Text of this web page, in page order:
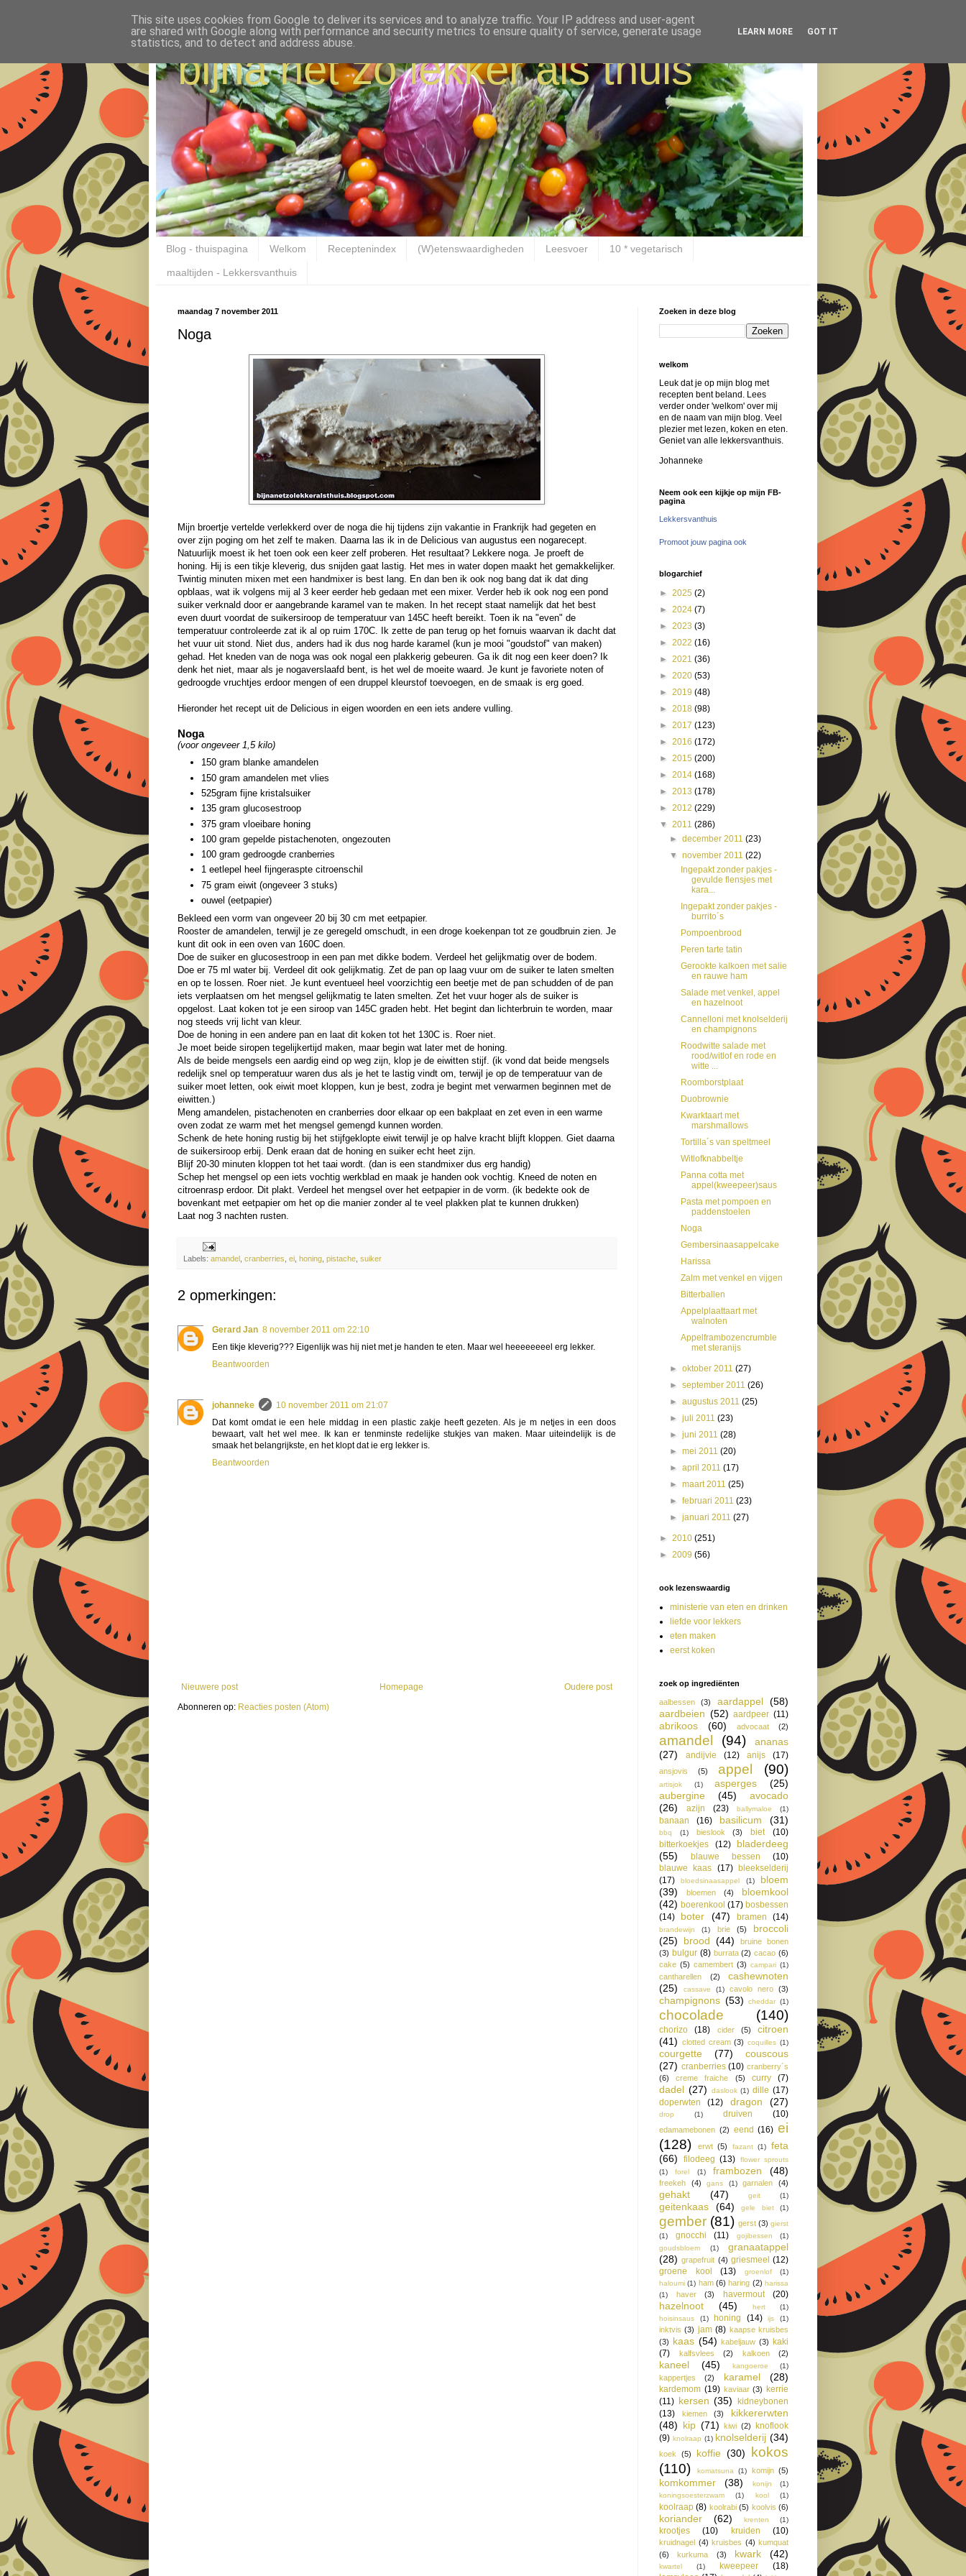
bijna net zo lekker als thuis
Blog - thuispagina Welkom Receptenindex (W)etenswaardigheden Leesvoer 10 * vegetarisch
maaltijden - Lekkersvanthuis
maandag 7 november 2011
Noga
Mijn broertje vertelde verlekkerd over de noga die hij tijdens zijn vakantie in Frankrijk had gegeten en
over zijn poging om het zelf te maken. Daarna las ik in de Delicious van augustus een nogarecept.
Natuurlijk moest ik het toen ook een keer zelf proberen. Het resultaat? Lekkere noga. Je proeft de
honing. Hij is een tikje kleverig, dus snijden gaat lastig. Het mes in water dopen maakt het gemakkelijker.
Twintig minuten mixen met een handmixer is best lang. En dan ben ik ook nog bang dat ik dat ding
opblaas, wat ik volgens mij al 3 keer eerder heb gedaan met een mixer. Verder heb ik ook nog een pond
suiker verknald door er aangebrande karamel van te maken. In het recept staat namelijk dat het best
even duurt voordat de suikersiroop de temperatuur van 145C heeft bereikt. Toen ik na "even" de
temperatuur controleerde zat ik al op ruim 170C. Ik zette de pan terug op het fornuis waarvan ik dacht dat
het vuur uit stond. Niet dus, anders had ik dus nog harde karamel (kun je mooi "goudstof" van maken)
gehad. Het kneden van de noga was ook nogal een plakkerig gebeuren. Ga ik dit nog een keer doen? Ik
denk het niet, maar als je nogaverslaafd bent, is het wel de moeite waard. Je kunt je favoriete noten of
gedroogde vruchtjes erdoor mengen of een druppel kleurstof toevoegen, en de smaak is erg goed.
Hieronder het recept uit de Delicious in eigen woorden en een iets andere vulling.
Noga
(voor ongeveer 1,5 kilo)
150 gram blanke amandelen
150 gram amandelen met vlies
525gram fijne kristalsuiker
135 gram glucosestroop
375 gram vloeibare honing
100 gram gepelde pistachenoten, ongezouten
100 gram gedroogde cranberries
1 eetlepel heel fijngeraspte citroenschil
75 gram eiwit (ongeveer 3 stuks)
ouwel (eetpapier)
Bekleed een vorm van ongeveer 20 bij 30 cm met eetpapier.
Rooster de amandelen, terwijl je ze geregeld omschudt, in een droge koekenpan tot ze goudbruin zien. Je
kunt dit ook in een oven van 160C doen.
Doe de suiker en glucosestroop in een pan met dikke bodem. Verdeel het gelijkmatig over de bodem.
Doe er 75 ml water bij. Verdeel dit ook gelijkmatig. Zet de pan op laag vuur om de suiker te laten smelten
en op te lossen. Roer niet. Je kunt eventueel heel voorzichtig een beetje met de pan schudden of de pan
iets verplaatsen om het mengsel gelijkmatig te laten smelten. Zet het vuur hoger als de suiker is
opgelost. Laat koken tot je een siroop van 145C graden hebt. Het begint dan lichterbruin te worden, maar
nog steeds vrij licht van kleur.
Doe de honing in een andere pan en laat dit koken tot het 130C is. Roer niet.
Je moet beide siropen tegelijkertijd maken, maar begin wat later met de honing.
Als de beide mengsels een aardig eind op weg zijn, klop je de eiwitten stijf. (ik vond dat beide mengsels
redelijk snel op temperatuur waren dus als je het te lastig vindt om, terwijl je op de temperatuur van de
suiker moet letten, ook eiwit moet kloppen, kun je best, zodra je begint met verwarmen beginnen met de
eiwitten.)
Meng amandelen, pistachenoten en cranberries door elkaar op een bakplaat en zet even in een warme
oven zodat ze warm met het mengsel gemengd kunnen worden.
Schenk de hete honing rustig bij het stijfgeklopte eiwit terwijl je op halve kracht blijft kloppen. Giet daarna
de suikersiroop erbij. Denk eraan dat de honing en suiker echt heet zijn.
Blijf 20-30 minuten kloppen tot het taai wordt. (dan is een standmixer dus erg handig)
Schep het mengsel op een iets vochtig werkblad en maak je handen ook vochtig. Kneed de noten en
citroenrasp erdoor. Dit plakt. Verdeel het mengsel over het eetpapier in de vorm. (ik bedekte ook de
bovenkant met eetpapier om het op die manier zonder al te veel plakken plat te kunnen drukken)
Laat nog 3 nachten rusten.
Labels: amandel cranberries ei honing pistache suiker
2 opmerkingen:
Gerard Jan 8 november 2011 om 22:10
Een tikje kleverig??? Eigenlijk was hij niet met je handen te eten. Maar wel heeeeeeeel erg lekker.
Beantwoorden
johanneke
10 november 2011 om 21:07
Dat komt omdat ie een hele middag in een plastic zakje heeft gezeten. Als je m netjes in een doos
bewaart, valt het wel mee. Ik kan er tenminste redelijke stukjes van maken. Maar uiteindelijk is de
smaak het belangrijkste, en het klopt dat ie erg lekker is.
Beantwoorden
Nieuwere post Oudere post
Homepage
Abonneren op: Reacties posten (Atom)
Zoeken in deze blog
welkom
Leuk dat je op mijn blog met
recepten bent beland. Lees
verder onder 'welkom' over mij
en de naam van mijn blog. Veel
plezier met lezen, koken en eten.
Geniet van alle lekkersvanthuis.
Johanneke
Neem ook een kijkje op mijn FB-
pagina
Lekkersvanthuis
Promoot jouw pagina ook
blogarchief
► 2025 (2)
► 2024 (7)
► 2023 (3)
► 2022 (16)
► 2021 (36)
► 2020 (53)
► 2019 (48)
► 2018 (98)
► 2017 (123)
► 2016 (172)
► 2015 (200)
► 2014 (168)
► 2013 (178)
► 2012 (229)
▼ 2011 (286)
►december 2011(23)
▼november 2011(22)
Ingepakt zonder pakjes -
gevulde flensjes met
kara...
Ingepakt zonder pakjes -
burrito´s
Pompoenbrood
Peren tarte tatin
Gerookte kalkoen met salie
en rauwe ham
Salade met venkel, appel
en hazelnoot
Cannelloni met knolselderij
en champignons
Roodwitte salade met
rood/witlof en rode en
witte ...
Roomborstplaat
Duobrownie
Kwarktaart met
marshmallows
Tortilla´s van speltmeel
Witlofknabbeltje
Panna cotta met
appel(kweepeer)saus
Pasta met pompoen en
paddenstoelen
Noga
Gembersinaasappelcake
Harissa
Zalm met venkel en vijgen
Bitterballen
Appelplaattaart met
walnoten
Appelframbozencrumble
met steranijs
►oktober 2011(27)
►september 2011(26)
►augustus 2011(25)
►juli 2011(23)
►juni 2011(28)
►mei 2011(20)
►april 2011(17)
►maart 2011(25)
►februari 2011(23)
►januari 2011(27)
► 2010 (251)
► 2009 (56)
ook lezenswaardig
ministerie van eten en drinken
liefde voor lekkers
eten maken
eerst koken
zoek op ingrediënten
aalbessen (3) aardappel (58)
aardbeien (52) aardpeer (11)
abrikoos (60) advocaat (2)
amandel (94)
ananas
(27)
andijvie (12) anijs (17)
ansjovis (5) appel (90)
artisjok (1) asperges
(25)
aubergine
(45)
avocado
(26)
azijn (23) ballymaloe (1)
banaan (16) basilicum (31)
bbq (1) bieslook (3) biet
(10)
bitterkoekjes
(12)
bladerdeeg
(55)
blauwe bessen
(10)
blauwe kaas (17) bleekselderij
(17)
bloedsinaasappel (1)
bloem
(39)
bloemen (4)
bloemkool
(42) boerenkool (17) bosbessen
(14)
boter (47) bramen (14)
brandewijn (1) brie (5)
broccoli
(25)
brood (44)
bruine bonen
(3) bulgur (8) burrata (2) cacao (6)
cake (5) camembert (3) campari (1)
cantharellen (2)
cashewnoten
(25)
cassave (1) cavolo nero (3)
champignons (53) cheddar (1)
chocolade (140)
chorizo (18) cider (5)
citroen
(41) clotted cream (3) coquilles (1)
courgette (77)
couscous
(27) cranberries (10) cranberry´s
(6)
creme fraiche (5) curry (7)
dadel (27) daslook (1) dille (17)
doperwten
(12) dragon (27)
drop (1) druiven (10)
edamamebonen (2) eend (16) ei
(128)
erwt (5) fazant (1)
feta
(66)
filodeeg (13)
flower sprouts
(1)
forel (1) frambozen (48)
freekeh (4) gans (1) garnalen (4)
gehakt (47) geit (1)
geitenkaas (64) gele biet (1)
gember (81) gerst (3) gierst
(1)
gnocchi (11) gojibessen
(1)
goudsbloem
(1)
granaatappel
(28) grapefruit (4) griesmeel (12)
groene kool
(13) groenlof
(1)
haloumi (1) ham (6) haring (2) harissa
(1)
haver (3) havermout (20)
hazelnoot (45) hert
(1)
hoisinsaus
(1) honing (14) ijs (1)
inktvis (3) jam (8) kaapse kruisbes
(3) kaas (54) kabeljauw (3) kaki
(7)
kalfsvlees (2) kalkoen (2)
kaneel (45) kangoeroe (1)
kappertjes (2) karamel (28)
kardemom (19) kaviaar (3) kerrie
(11) kersen (35) kidneybonen
(13)
kiemen (3)
kikkererwten
(48) kip (71) kiwi (2) knoflook
(9) knolraap (1) knolselderij (34)
koek (5) koffie (30)
kokos
(110)
komatsuna (1) komijn (5)
komkommer (38) konijn
(1)
koningsoesterzwam
(1) kool (1)
koolraap (8) koolrabi (5) koolvis (6)
koriander (62) krenten (1)
krootjes (10) kruiden (10)
kruidnagel (4) kruisbes (4) kumquat
(6)
kurkuma (3) kwark (42)
kwartel (1) kweepeer
(18)
This site uses cookies from Google to deliver its services and to analyze traffic. Your IP address and user-agent
are shared with Google along with performance and security metrics to ensure quality of service, generate usage
statistics, and to detect and address abuse.
LEARN MORE GOT IT